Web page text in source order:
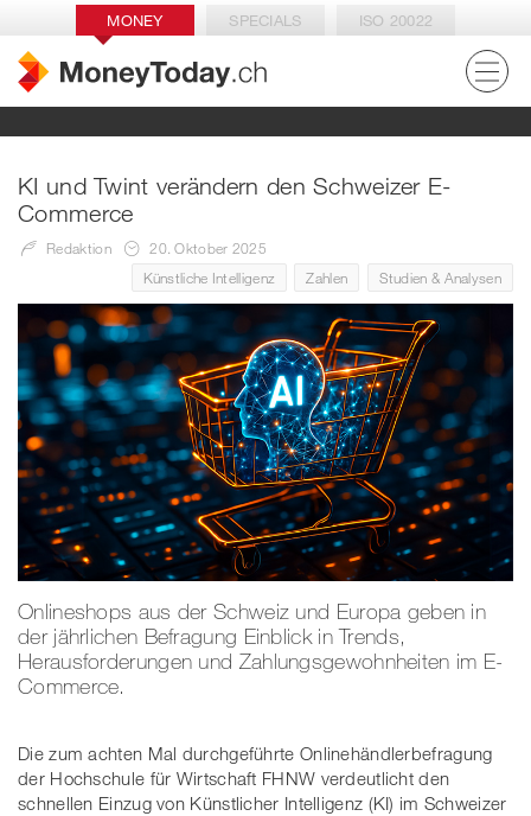
MONEY SPECIALS ISO 20022
KI und Twint verändern den Schweizer E-
Commerce
Redaktion
20. Oktober 2025
Künstliche Intelligenz
Zahlen Studien & Analysen
Onlineshops aus der Schweiz und Europa geben in
der jährlichen Befragung Einblick in Trends,
Herausforderungen und Zahlungsgewohnheiten im E-
Commerce.
Die zum achten Mal durchgeführte Onlinehändlerbefragung
der Hochschule für Wirtschaft FHNW verdeutlicht den
schnellen Einzug von Künstlicher Intelligenz (KI) im Schweizer